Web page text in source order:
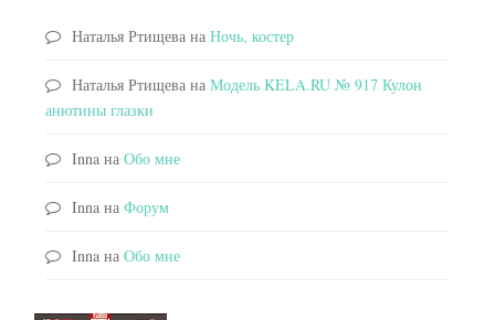
Наталья Ртищева на Ночь, костер
Наталья Ртищева на Модель KELA.RU № 917 Кулон
анютины глазки
Inna на Обо мне
Inna на Форум
Inna на Обо мне